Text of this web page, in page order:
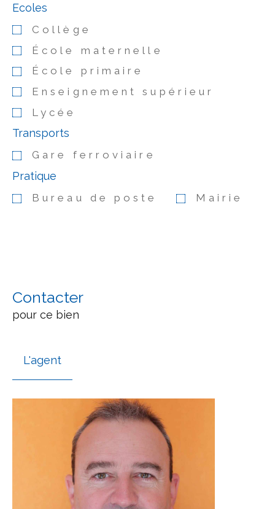
Ecoles
Collège
École maternelle
École primaire
Enseignement supérieur
Lycée
Transports
Gare ferroviaire
Pratique
Bureau de poste Mairie
Contacter
pour ce bien
L'agent